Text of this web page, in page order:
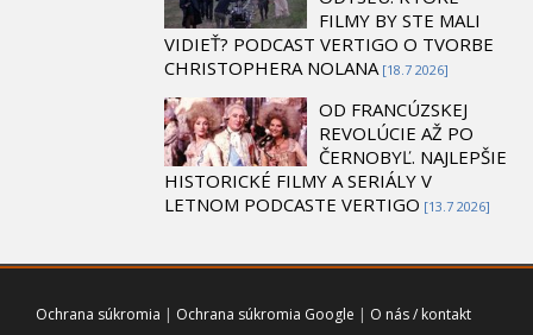
FILMY BY STE MALI
VIDIEŤ? PODCAST VERTIGO O TVORBE
CHRISTOPHERA NOLANA [18.7 2026]
OD FRANCÚZSKEJ
REVOLÚCIE AŽ PO
ČERNOBYĽ. NAJLEPŠIE
HISTORICKÉ FILMY A SERIÁLY V
LETNOM PODCASTE VERTIGO [13.7 2026]
Ochrana súkromia | Ochrana súkromia Google | O nás / kontakt